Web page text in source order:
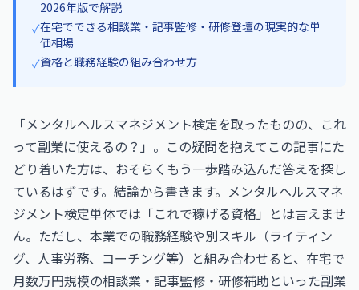
2026年版で解説
✓在宅でできる相談業・記事監修・研修登壇の現実的な単
価相場
✓資格と職務経験の組み合わせ方
「メンタルヘルスマネジメント検定を取ったものの、これ
って副業に使えるの？」。この疑問を抱えてこの記事にた
どり着いた方は、おそらくもう一歩踏み込んだ答えを探し
ているはずです。結論から書きます。メンタルヘルスマネ
ジメント検定単体では「これで稼げる資格」とは言えませ
ん。ただし、本業での職務経験や別スキル（ライティン
グ、人事労務、コーチング等）と組み合わせると、在宅で
月数万円規模の相談業・記事監修・研修補助といった副業